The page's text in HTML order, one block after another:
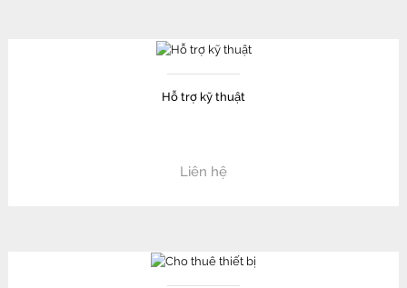
Hỗ trợ kỹ thuật
Liên hệ